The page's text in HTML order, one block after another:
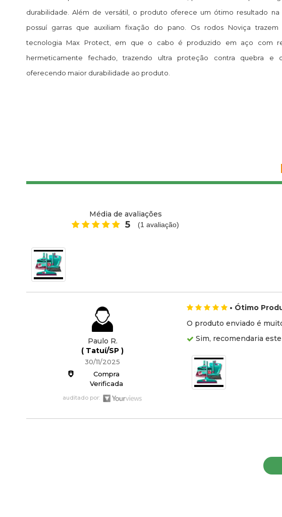
durabilidade. Além de versátil, o produto oferece um ótimo resultado na
possuí garras que auxiliam fixação do pano. Os rodos Noviça trazem
tecnologia Max Protect, em que o cabo é produzido em aço com
hermeticamente fechado, trazendo ultra proteção contra quebra e
oferecendo maior durabilidade ao produto.
Média de avaliações
5 (1 avaliação)
Paulo R.
( Tatuí/SP )
30/11/2025
Compra
Verificada
auditado por:
• Ótimo
O produto enviado é
Sim, recomendaria